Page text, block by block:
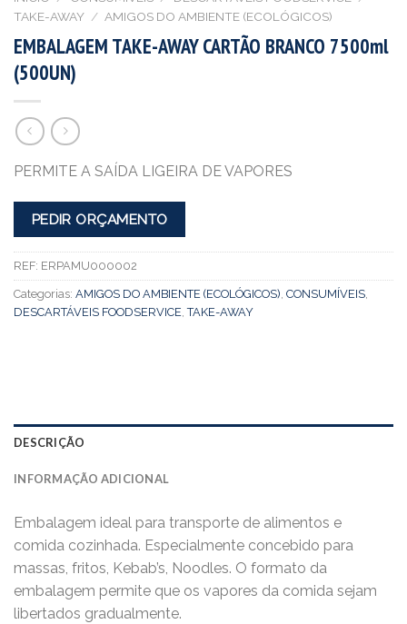
TAKE-AWAY / AMIGOS DO AMBIENTE (ECOLÓGICOS)
EMBALAGEM TAKE-AWAY CARTÃO BRANCO 7500ml
(500UN)
PERMITE A SAÍDA LIGEIRA DE VAPORES
PEDIR ORÇAMENTO
REF: ERPAMU000002
Categorias: AMIGOS DO AMBIENTE (ECOLÓGICOS) CONSUMÍVEIS
DESCARTÁVEIS FOODSERVICE ,TAKE-AWAY
DESCRIÇÃO
INFORMAÇÃO ADICIONAL
Embalagem ideal para transporte de alimentos e
comida cozinhada. Especialmente concebido para
massas, fritos, Kebab’s, Noodles. O formato da
embalagem permite que os vapores da comida sejam
libertados gradualmente.